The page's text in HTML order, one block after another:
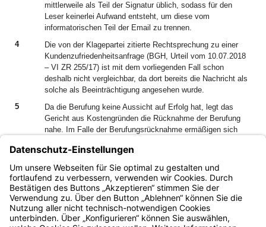
mittlerweile als Teil der Signatur üblich, sodass für den
Leser keinerlei Aufwand entsteht, um diese vom
informatorischen Teil der Email zu trennen.
4
Die von der Klagepartei zitierte Rechtsprechung zu einer
Kundenzufriedenheitsanfrage (BGH, Urteil vom 10.07.2018
– VI ZR 255/17) ist mit dem vorliegenden Fall schon
deshalb nicht vergleichbar, da dort bereits die Nachricht als
solche als Beeinträchtigung angesehen wurde.
5
Da die Berufung keine Aussicht auf Erfolg hat, legt das
Gericht aus Kostengründen die Rücknahme der Berufung
nahe. Im Falle der Berufungsrücknahme ermäßigen sich
(vgl. Nr. 1222 des Kostenverzeichnisses zum GKG).
6
Hierzu besteht Gelegenheit zur Stellungnahme binnen zwei
Wochen nach Zustellung dieses Hinweises.
Bayern.de